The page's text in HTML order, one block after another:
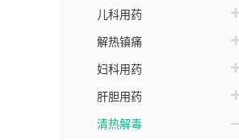
儿科用药
解热镇痛
妇科用药
肝胆用药
清热解毒